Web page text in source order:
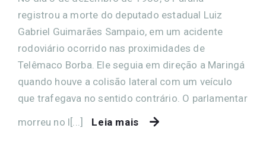
registrou a morte do deputado estadual Luiz
Gabriel Guimarães Sampaio, em um acidente
rodoviário ocorrido nas proximidades de
Telêmaco Borba. Ele seguia em direção a Maringá
quando houve a colisão lateral com um veículo
que trafegava no sentido contrário. O parlamentar
morreu no l[...]
Leia mais